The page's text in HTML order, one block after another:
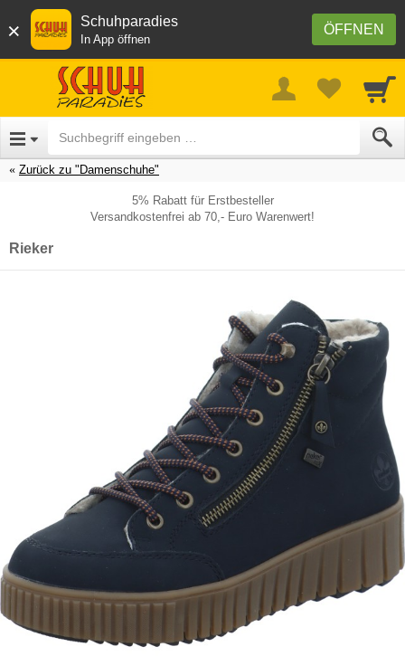
× ÖFFNEN
Schuhparadies
In App öffnen
Zurück zu "Damenschuhe"
5% Rabatt für Erstbesteller
Versandkostenfrei ab 70,- Euro Warenwert!
Rieker